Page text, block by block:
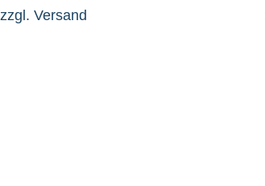
zzgl. Versand